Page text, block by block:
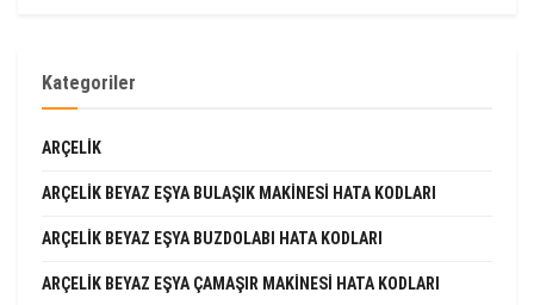
Kategoriler
ARÇELIK
ARÇELIK BEYAZ EŞYA BULAŞIK MAKINESI HATA KODLARI
ARÇELIK BEYAZ EŞYA BUZDOLABI HATA KODLARI
ARÇELIK BEYAZ EŞYA ÇAMAŞIR MAKINESI HATA KODLARI